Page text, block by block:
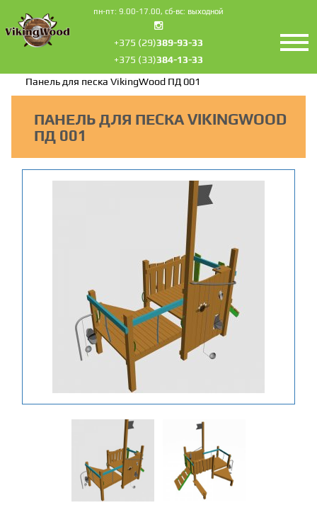
пн-пт: 9.00-17.00, сб-вс: выходной
+375 (29)389-93-33
+375 (33)384-13-33
Панель для песка VikingWood ПД 001
ПАНЕЛЬ ДЛЯ ПЕСКА VIKINGWOOD
ПД 001